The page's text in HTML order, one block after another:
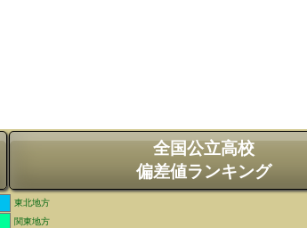
全国公立高校
偏差値ランキング
東北地方
関東地方